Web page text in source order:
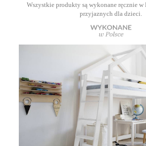
Wszystkie produkty są wykonane ręcznie w
przyjaznych dla dzieci.